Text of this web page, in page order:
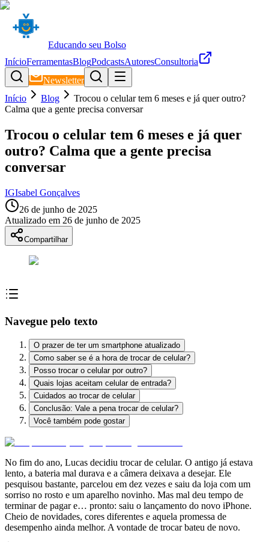
Educando seu Bolso
InícioFerramentasBlogPodcastsAutoresConsultoria
Newsletter
Início
Blog
Trocou o celular tem 6 meses e já quer outro?
Calma que a gente precisa conversar
Trocou o celular tem 6 meses e já quer
outro? Calma que a gente precisa
conversar
IGIsabel Gonçalves
26 de junho de 2025
Atualizado em 26 de junho de 2025
Compartilhar
Navegue pelo texto
O prazer de ter um smartphone atualizado
Como saber se é a hora de trocar de celular?
Posso trocar o celular por outro?
Quais lojas aceitam celular de entrada?
Cuidados ao trocar de celular
Conclusão: Vale a pena trocar de celular?
Você também pode gostar
No fim do ano, Lucas decidiu trocar de celular. O antigo já estava
lento, a bateria mal durava e a câmera deixava a desejar. Ele
pesquisou bastante, parcelou em dez vezes e saiu da loja com um
sorriso no rosto e um aparelho novinho. Mas mal deu tempo de
terminar de pagar e… pronto: saiu o lançamento do novo iPhone.
Cheio de novidades, cores diferentes e aquela promessa de
desempenho ainda melhor. A vontade de trocar bateu de novo.